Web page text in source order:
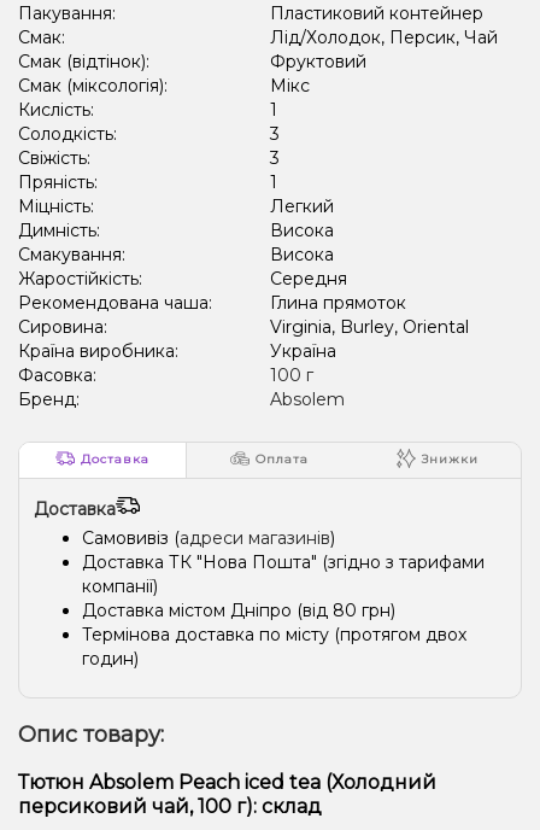
Пакування:
Пластиковий контейнер
Смак:
Лід/Холодок, Персик, Чай
Смак (відтінок):
Фруктовий
Смак (міксологія):
Мікс
Кислість:
1
Солодкість:
3
Свіжість:
3
Пряність:
1
Міцність:
Легкий
Димність:
Висока
Смакування:
Висока
Жаростійкість:
Середня
Рекомендована чаша:
Глина прямоток
Сировина:
Virginia, Burley, Oriental
Країна виробника:
Україна
Фасовка:
100 г
Бренд:
Absolem
Доставка Оплата Знижки
Доставка
Самовивіз (адреси магазинів)
Доставка ТК "Нова Пошта" (згідно з тарифами
компанії)
Доставка містом Дніпро (від 80 грн)
Термінова доставка по місту (протягом двох
годин)
Опис товару:
Тютюн Absolem Peach iced tea (Холодний
персиковий чай, 100 г): склад